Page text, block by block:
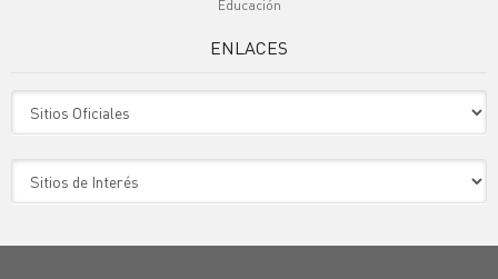
Educación
ENLACES